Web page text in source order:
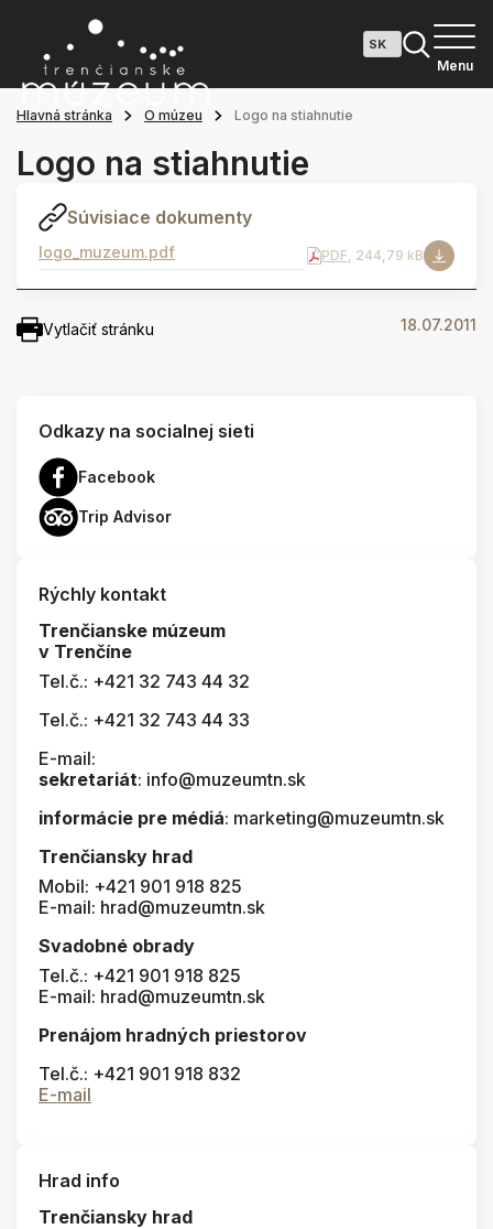
Menu
Hlavná stránka O múzeu Logo na stiahnutie
Logo na stiahnutie
Súvisiace dokumenty
logo_muzeum.pdf PDF, 244,79 kB
Vytlačiť stránku 18.07.2011
Odkazy na socialnej sieti
Facebook
Trip Advisor
Rýchly kontakt
Trenčianske múzeum
v Trenčíne
Tel.č.: +421 32 743 44 32
Tel.č.: +421 32 743 44 33
E-mail:
sekretariát: info@muzeumtn.sk
informácie pre médiá: marketing@muzeumtn.sk
Trenčiansky hrad
Mobil: +421 901 918 825
E-mail: hrad@muzeumtn.sk
Svadobné obrady
Tel.č.: +421 901 918 825
E-mail: hrad@muzeumtn.sk
Prenájom hradných priestorov
Tel.č.: +421 901 918 832
E-mail
Hrad info
Trenčiansky hrad